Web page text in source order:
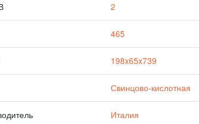
2
465
198x65x739
Свинцово-кислотная
Италия